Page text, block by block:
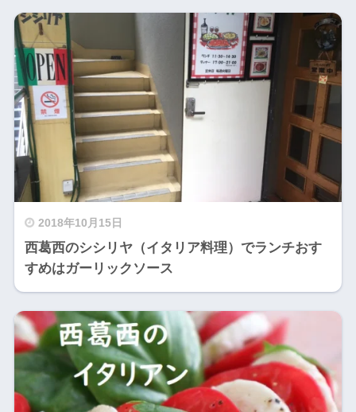
2018年10月15日
西葛西のシシリヤ（イタリア料理）でランチおす
すめはガーリックソース